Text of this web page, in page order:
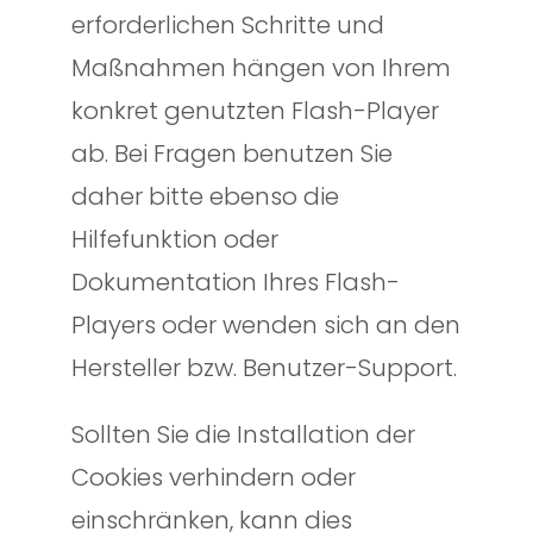
erforderlichen Schritte und
Maßnahmen hängen von Ihrem
konkret genutzten Flash-Player
ab. Bei Fragen benutzen Sie
daher bitte ebenso die
Hilfefunktion oder
Dokumentation Ihres Flash-
Players oder wenden sich an den
Hersteller bzw. Benutzer-Support.
Sollten Sie die Installation der
Cookies verhindern oder
einschränken, kann dies